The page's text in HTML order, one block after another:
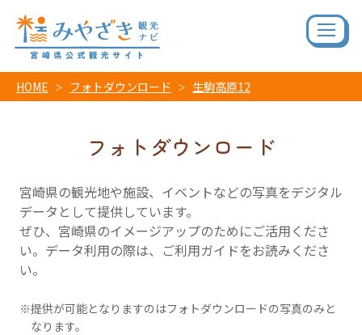
HOME フォトダウンロード 生駒高原12
フォトダウンロード
宮崎県の観光地や施設、イベントなどの写真をデジタル
データとして提供しています。
ぜひ、宮崎県のイメージアップのためにご活用くださ
い。データ利用の際は、ご利用ガイドをお読みくださ
い。
提供が可能となりますのはフォトダウンロードの写真のみと
なります。